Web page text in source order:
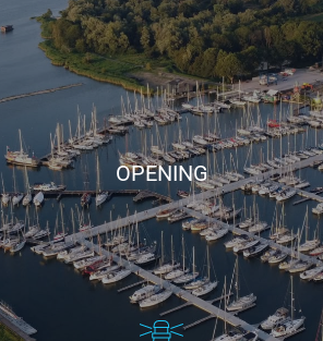
info@waterlandyacht.nl
OPENING